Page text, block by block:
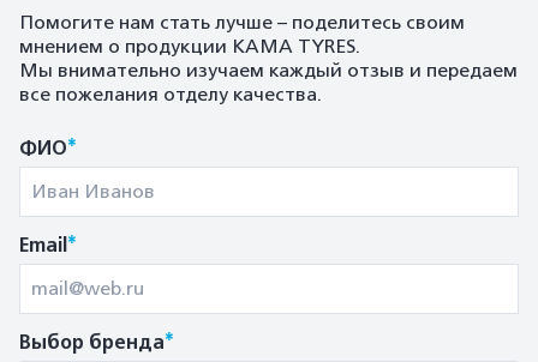
Помогите нам стать лучше – поделитесь своим
мнением о продукции KAMA TYRES.
Мы внимательно изучаем каждый отзыв и передаем
все пожелания отделу качества.
ФИО*
Email*
Выбор бренда*